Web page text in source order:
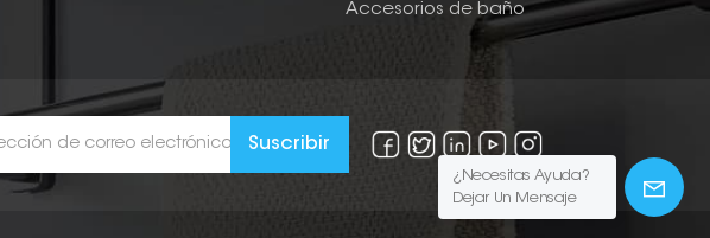
Accesorios de baño
¿Necesitas Ayuda?
Dejar Un Mensaje